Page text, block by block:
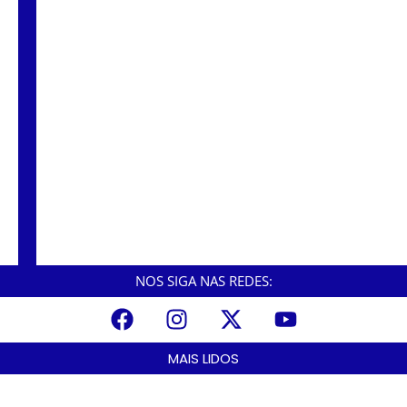
NOS SIGA NAS REDES:
MAIS LIDOS